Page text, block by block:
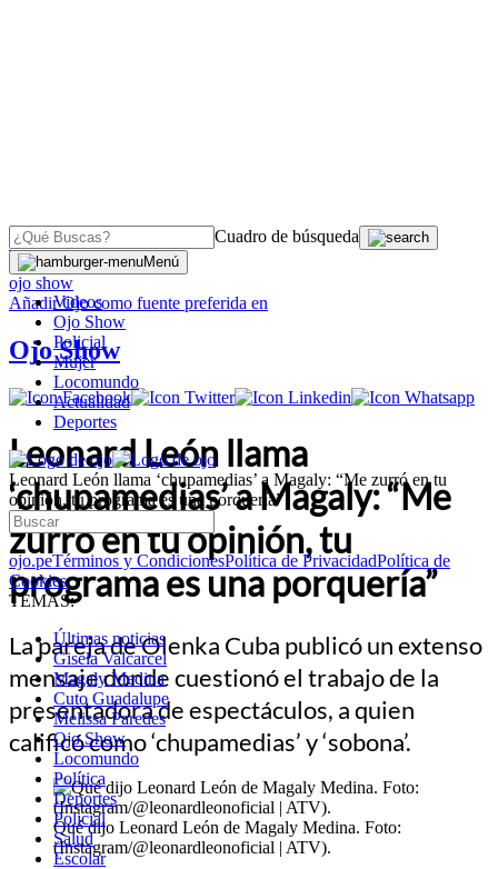
Cuadro de búsqueda
Menú
Videos
Ojo Show
Policial
Mujer
Locomundo
Actualidad
Deportes
Leonard León llama ‘chupamedias’ a Magaly: “Me zurró en tu
opinión, tu programa es una porquería”
ojo.peTérminos y CondicionesPolítica de PrivacidadPolítica de
Cookies
TEMAS:
Últimas noticias
Gisela Valcarcel
Magaly Medina
Cuto Guadalupe
Melissa Paredes
Ojo Show
Locomundo
Política
Deportes
Policial
Salud
Escolar
OJO
ojo show
AñadirOjocomo fuente preferida en
Ojo Show
Leonard León llama
‘chupamedias’ a Magaly: “Me
zurró en tu opinión, tu
programa es una porquería”
La pareja de Olenka Cuba publicó un extenso
mensaje donde cuestionó el trabajo de la
presentadora de espectáculos, a quien
calificó como ‘chupamedias’ y ‘sobona’.
Qué dijo Leonard León de Magaly Medina. Foto:
(Instagram/@leonardleonoficial | ATV).